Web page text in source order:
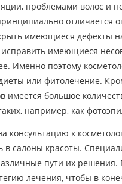
проблемами волос и
отличается
имеющиеся дефекты
исправить имеющиеся
Именно поэтому
или фитолечение.
имеется большое
например, как
консультацию к
в салоны красоты.
пути их
лечения, чтобы в